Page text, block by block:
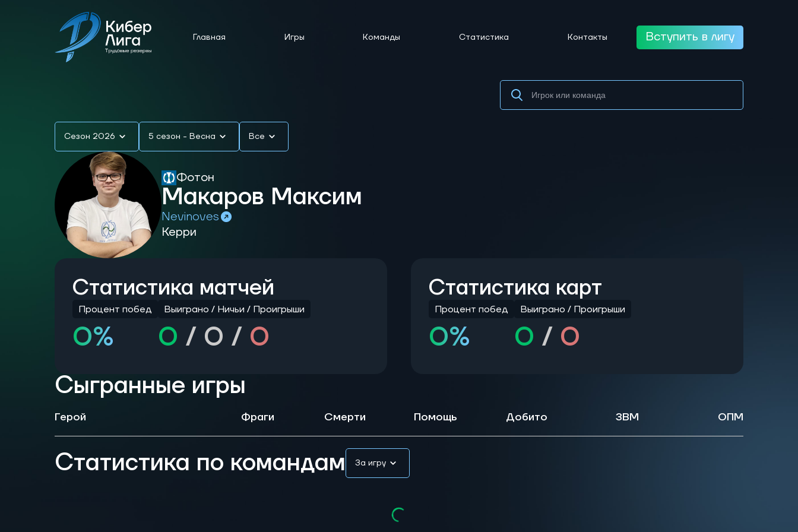
Главная Игры Команды Статистика Контакты Вступить в лигу
Сезон 2026 5 сезон - Весна Все
Фотон
Макаров Максим
Nevinoves
Керри
Статистика матчей
Процент побед
0%
Выиграно / Ничьи / Проигрыши
0 / 0 / 0
Статистика карт
Процент побед
0%
Выиграно / Проигрыши
0 / 0
Сыгранные игры
Герой Фраги Смерти Помощь Добито ЗВМ ОПМ
Статистика по командам За игру